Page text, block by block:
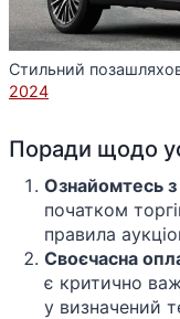
Стильний
2024
Поради щодо
Ознайомтесь
початком
правила
Своєчасна
є критично
у визначений